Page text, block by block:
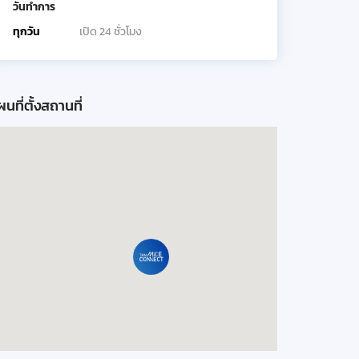
วันทำการ
ทุกวัน
เปิด 24 ชั่วโมง
นที่ตั้งสถานที่